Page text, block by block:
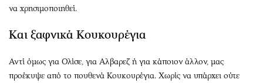
να χρησιμοποιηθεί.
Και ξαφνικά Κουκουρέγια
Αντί όμως για Ολίσε, για Aλβαρεζ ή για κάποιον άλλον, μας
προέκυψε από το πουθενά Κουκουρέγια. Χωρίς να υπάρχει ούτε